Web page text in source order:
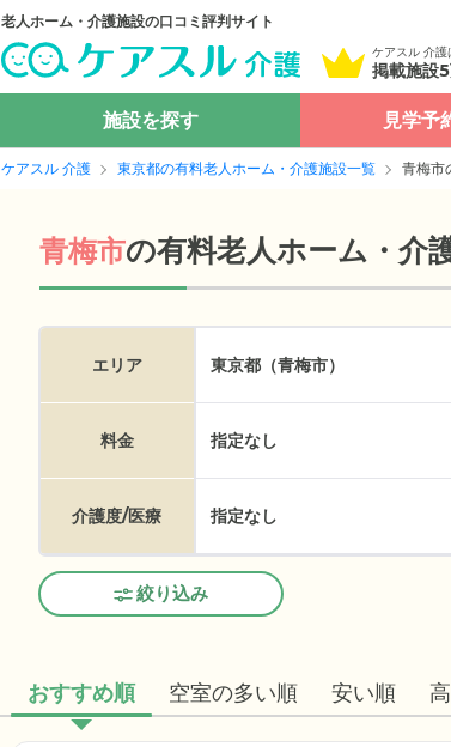
老人ホーム・介護施設の口コミ評判サイト
ケアスル 介護
掲載施設
施設を探す 見学予
ケアスル 介護 東京都の有料老人ホーム・介護施設一覧 青梅市
青梅市の有料老人ホーム・介
エリア 東京都（青梅市）
料金 指定なし
介護度/医療 指定なし
絞り込み
おすすめ順 空室の多い順 安い順